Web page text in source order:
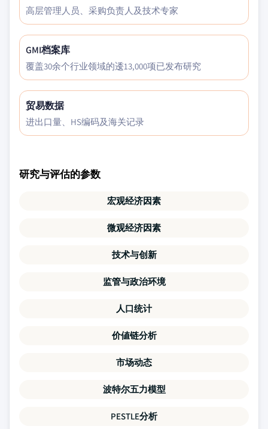
高层管理人员、采购负责人及技术专家
GMI档案库
覆盖30余个行业领域的逶13,000项已发布研究
贸易数据
进出口量、HS编码及海关记录
研究与评估的参数
宏观经济因素
微观经济因素
技术与创新
监管与政治环境
人口统计
价値链分析
市场动态
波特尔五力模型
PESTLE分析